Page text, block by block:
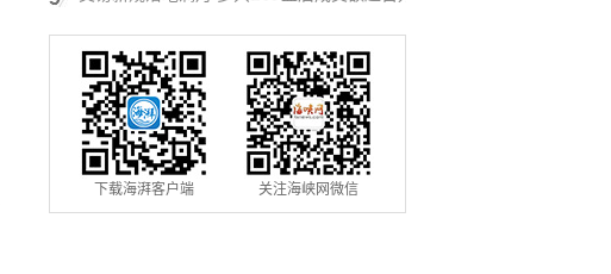
元
下载海湃客户端 关注海峡网微信